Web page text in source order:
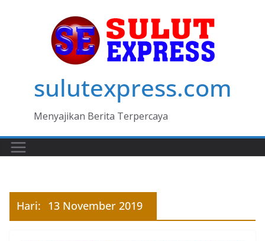
sulutexpress.com
Menyajikan Berita Terpercaya
Hari: 13 November 2019